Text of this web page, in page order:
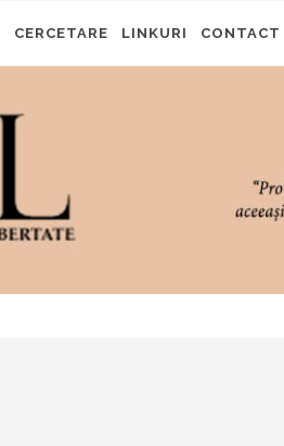
CERCETARE LINKURI CONTACT